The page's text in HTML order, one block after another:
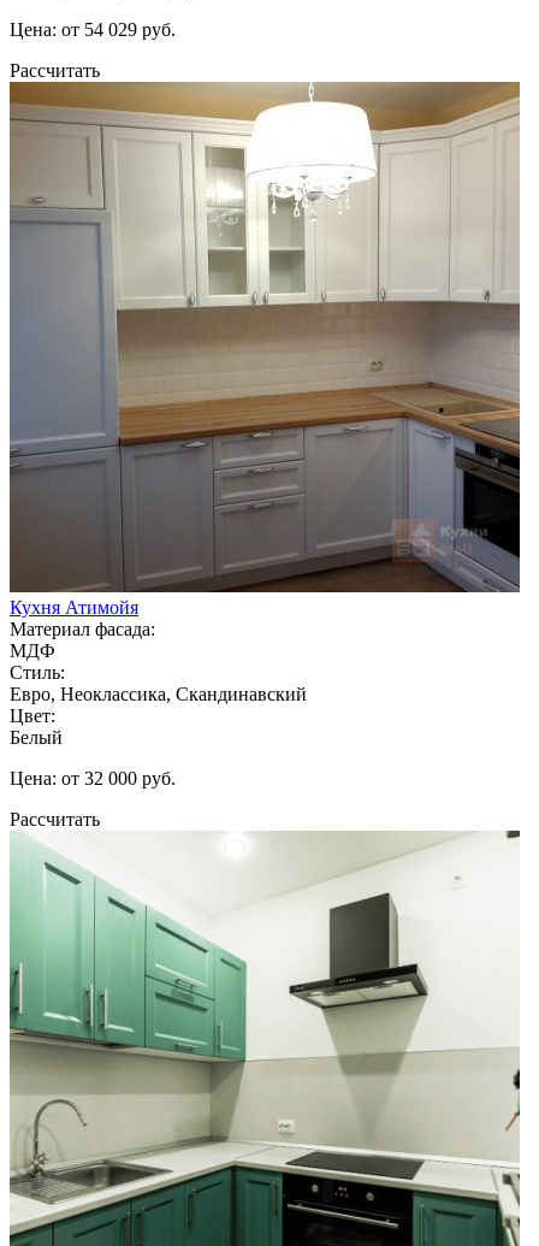
Цена: от 54 029 руб.
Рассчитать
Кухня Атимойя
Материал фасада:
МДФ
Стиль:
Евро, Неоклассика, Скандинавский
Цвет:
Белый
Цена: от 32 000 руб.
Рассчитать